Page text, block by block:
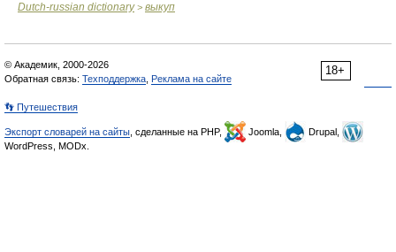
Dutch-russian dictionary> выкуп
18+
© Академик, 2000-2026
Обратная связь: Техподдержка Реклама на сайте
👣 Путешествия
Экспорт словарей на сайты , сделанные на PHP, Joomla,
Drupal,
WordPress, MODx.